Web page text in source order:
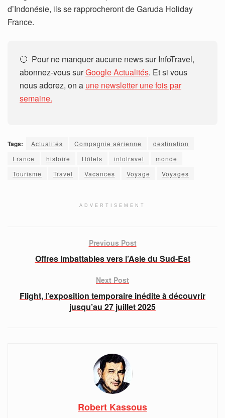
d’Indonésie, ils se rapprocheront de Garuda Holiday
France.
🔵 Pour ne manquer aucune news sur InfoTravel,
abonnez-vous surGoogle Actualités. Et si vous
nous adorez, on a une newsletter une fois par
semaine.
Tags: Actualités Compagnie aérienne
destination
France
histoire Hôtels infotravel
monde
Tourisme
Travel Vacances Voyage Voyages
ADVERTISEMENT
Previous Post
Offres imbattables vers l’Asie du Sud-Est
Next Post
Flight, l’exposition temporaire inédite à découvrir
jusqu’au 27 juillet 2025
Robert Kassous